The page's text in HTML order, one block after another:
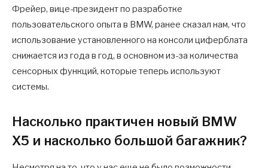
Фрейер, вице-президент по разработке
пользовательского опыта в BMW, ранее сказал нам, что
использование установленного на консоли циферблата
снижается из года в год, в основном из-за количества
сенсорных функций, которые теперь используют
системы.
Насколько практичен новый BMW
X5 и насколько большой багажник?